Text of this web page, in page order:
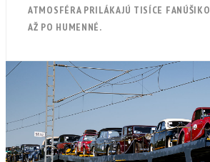
ATMOSFÉRA PRILÁKAJÚ TISÍCE
AŽ PO HUMENNÉ.